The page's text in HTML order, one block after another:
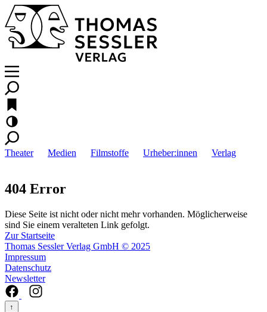
Theater Medien Filmstoffe Urheber:innen Verlag
404 Error
Diese Seite ist nicht oder nicht mehr vorhanden. Möglicherweise
sind Sie einem veralteten Link gefolgt.
Zur Startseite
Thomas Sessler Verlag GmbH © 2025
Impressum
Datenschutz
Newsletter
↑